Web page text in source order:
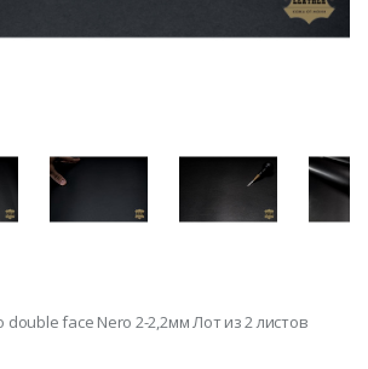
double face Nero 2-2,2мм Лот из 2 листов